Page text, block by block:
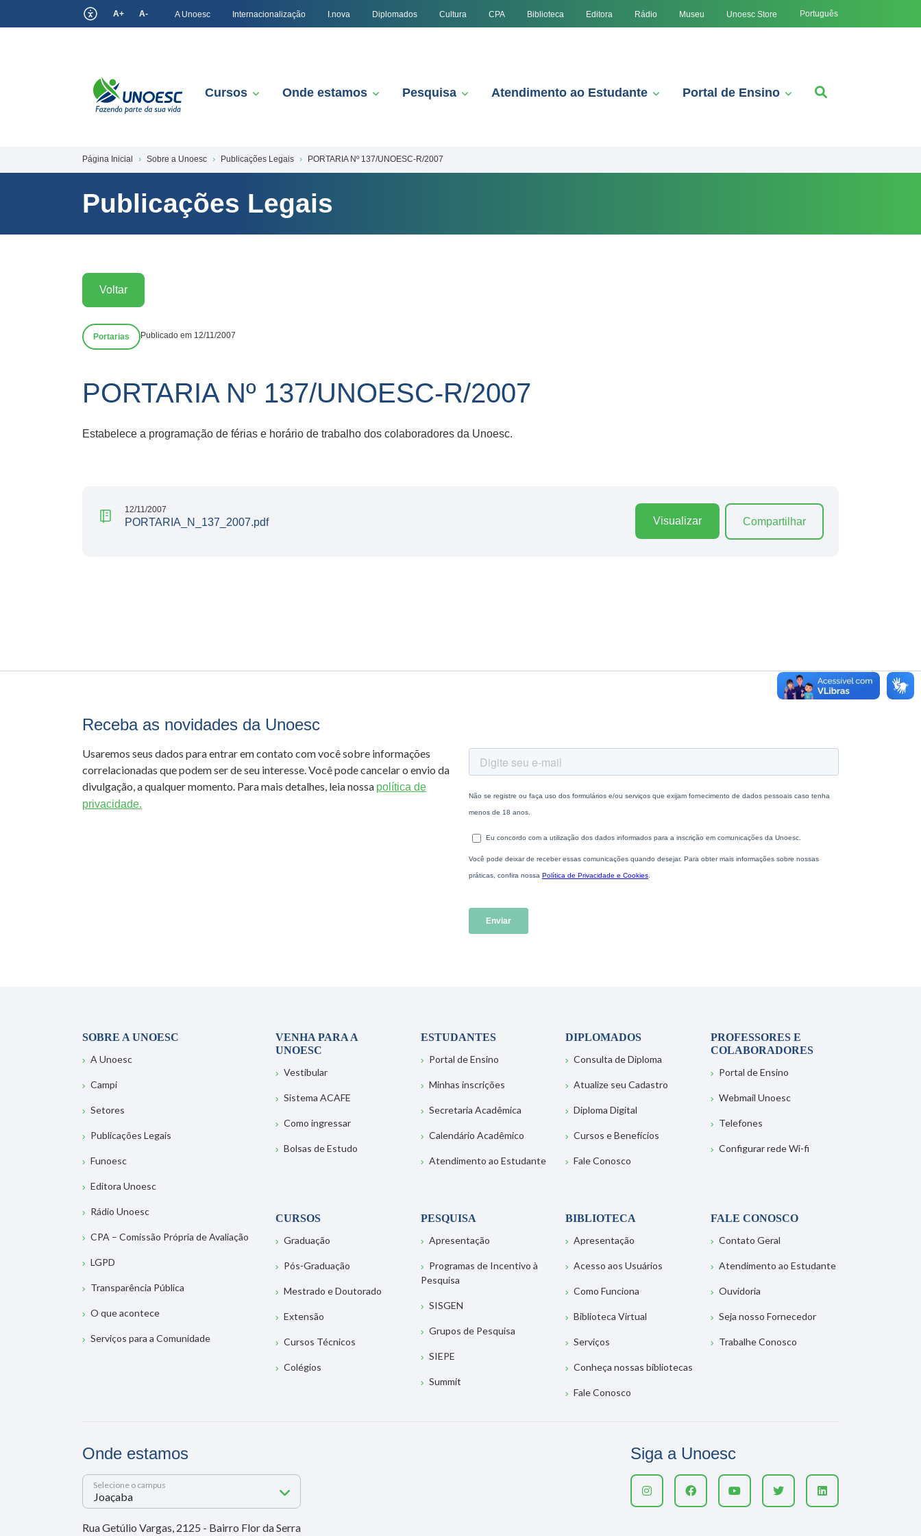
A+ A- A Unoesc Internacionalização I.nova Diplomados Cultura CPA Biblioteca Editora Rádio Museu Unoesc Store Português
Cursos Onde estamos Pesquisa Atendimento ao Estudante Portal de Ensino
Página Inicial Sobre a Unoesc Publicações Legais PORTARIA Nº 137/UNOESC-R/2007
Publicações Legais
Voltar
Portarias Publicado em 12/11/2007
PORTARIA Nº 137/UNOESC-R/2007
Estabelece a programação de férias e horário de trabalho dos colaboradores da Unoesc.
12/11/2007
PORTARIA_N_137_2007.pdf Visualizar Compartilhar
Receba as novidades da Unoesc
Usaremos seus dados para entrar em contato com você sobre informações
correlacionadas que podem ser de seu interesse. Você pode cancelar o envio da
divulgação, a qualquer momento. Para mais detalhes, leia nossa política de
privacidade.
SOBRE A UNOESC
A Unoesc
Campi
Setores
Publicações Legais
Funoesc
Editora Unoesc
Rádio Unoesc
CPA – Comissão Própria de Avaliação
LGPD
Transparência Pública
O que acontece
Serviços para a Comunidade
VENHA PARA A
UNOESC
Vestibular
Sistema ACAFE
Como ingressar
Bolsas de Estudo
ESTUDANTES
Portal de Ensino
Minhas inscrições
Secretaria Acadêmica
Calendário Acadêmico
Atendimento ao Estudante
DIPLOMADOS
Consulta de Diploma
Atualize seu Cadastro
Diploma Digital
Cursos e Benefícios
Fale Conosco
PROFESSORES E
COLABORADORES
Portal de Ensino
Webmail Unoesc
Telefones
Configurar rede Wi-fi
CURSOS
Graduação
Pós-Graduação
Mestrado e Doutorado
Extensão
Cursos Técnicos
Colégios
PESQUISA
Apresentação
Programas de Incentivo à
Pesquisa
SISGEN
Grupos de Pesquisa
SIEPE
Summit
BIBLIOTECA
Apresentação
Acesso aos Usuários
Como Funciona
Biblioteca Virtual
Serviços
Conheça nossas bibliotecas
Fale Conosco
FALE CONOSCO
Contato Geral
Atendimento ao Estudante
Ouvidoria
Seja nosso Fornecedor
Trabalhe Conosco
Onde estamos
Selecione o campus
Rua Getúlio Vargas, 2125 - Bairro Flor da Serra
Siga a Unoesc